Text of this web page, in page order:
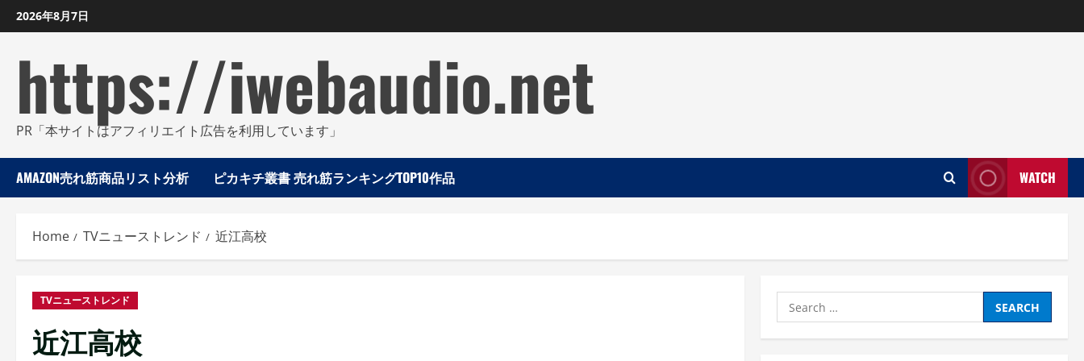
Skip
to
2026年8月7日
https://iwebaudio.net
PR「本サイトはアフィリエイト広告を利用しています」
AMAZON売れ筋商品リスト分析 ピカキチ叢書 売れ筋ランキングTOP10作品 WATCH
Home TVニューストレンド 近江高校
TVニューストレンド
近江高校
Search
for: